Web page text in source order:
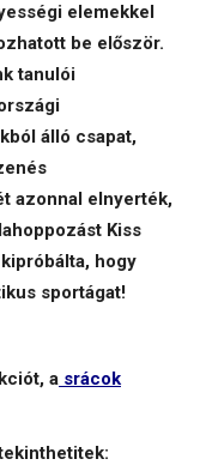
elemekkel
be először.
tanulói
álló csapat,
azonnal elnyerték,
Kiss
hogy
sportágat!
a srácok